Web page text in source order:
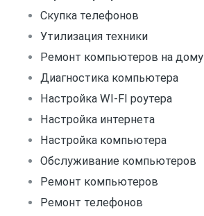
Скупка телефонов
Утилизация техники
Ремонт компьютеров на дому
Диагностика компьютера
Настройка WI-FI роутера
Настройка интернета
Настройка компьютера
Обслуживание компьютеров
Ремонт компьютеров
Ремонт телефонов